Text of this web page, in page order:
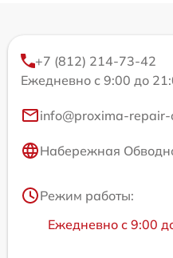
+7 (812) 214-73-42
Ежедневно с 9:00 до
info@proxima-repair-
Набережная
Режим работы:
Ежедневно с 9:00